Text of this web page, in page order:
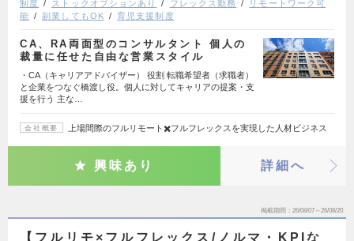
制度
ストックオプションあり フレックス勤務
リモートワーク可
能
副業してもOK 育児支援制度
CA、RA両面型のコンサルタント 個人の
裁量に任せた自由な営業スタイル
・CA（キャリアアドバイザー） 役割 転職希望者（求職者）
と企業をつなぐ橋渡し役。個人に対してキャリアの提案・支
援を行う 主な…
会社概要 上場間際のフルリモート✖️フルフレックスを実現した人材ビジネス
興味あり 詳細へ
掲載期間 26/08/07～26/08/20
【フルリモ×フルフレックス/ノルマ・KPIな